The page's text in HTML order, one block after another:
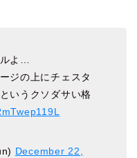
よ…
ジの上にチェスタ
いうクソダサい格
December 22,